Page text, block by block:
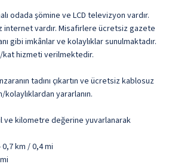
odada şömine ve LCD televizyon vardır.
internet vardır. Misafirlere ücretsiz gazete
gibi imkânlar ve kolaylıklar sunulmaktadır.
kat hizmeti verilmektedir.
tadını çıkartın ve ücretsiz kablosuz
yararlanın.
ve kilometre değerine yuvarlanarak
km / 0,4 mi